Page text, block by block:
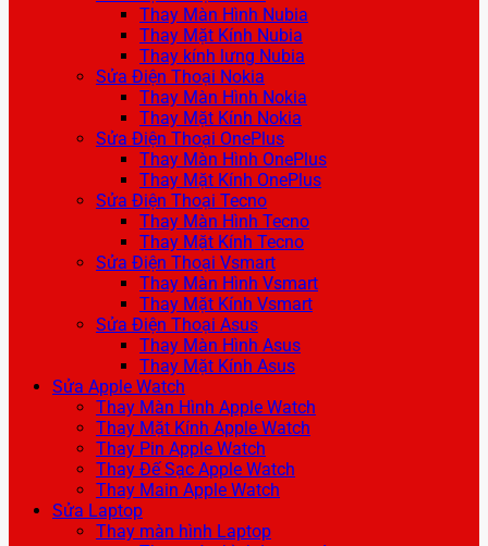
Thay Màn Hình Nubia
Thay Mặt Kính Nubia
Thay kính lưng Nubia
Sửa Điện Thoại Nokia
Thay Màn Hình Nokia
Thay Mặt Kính Nokia
Sửa Điện Thoại OnePlus
Thay Màn Hình OnePlus
Thay Mặt Kính OnePlus
Sửa Điện Thoại Tecno
Thay Màn Hình Tecno
Thay Mặt Kính Tecno
Sửa Điện Thoại Vsmart
Thay Màn Hình Vsmart
Thay Mặt Kính Vsmart
Sửa Điện Thoại Asus
Thay Màn Hình Asus
Thay Mặt Kính Asus
Sửa Apple Watch
Thay Màn Hình Apple Watch
Thay Mặt Kính Apple Watch
Thay Pin Apple Watch
Thay Đế Sạc Apple Watch
Thay Main Apple Watch
Sửa Laptop
Thay màn hình Laptop